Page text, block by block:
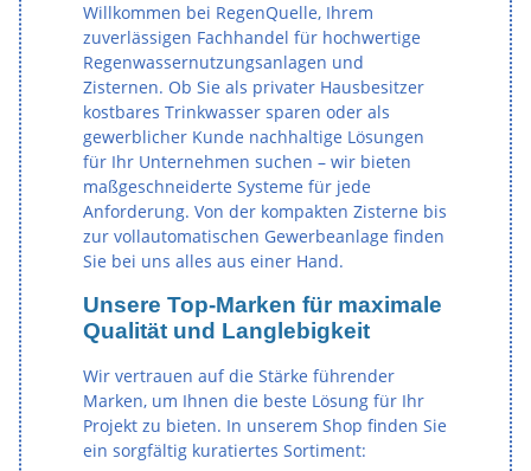
Willkommen bei RegenQuelle, Ihrem
zuverlässigen Fachhandel für hochwertige
Regenwassernutzungsanlagen und
Zisternen. Ob Sie als privater Hausbesitzer
kostbares Trinkwasser sparen oder als
gewerblicher Kunde nachhaltige Lösungen
für Ihr Unternehmen suchen – wir bieten
maßgeschneiderte Systeme für jede
Anforderung. Von der kompakten Zisterne bis
zur vollautomatischen Gewerbeanlage finden
Sie bei uns alles aus einer Hand.
Unsere Top-Marken für maximale
Qualität und Langlebigkeit
Wir vertrauen auf die Stärke führender
Marken, um Ihnen die beste Lösung für Ihr
Projekt zu bieten. In unserem Shop finden Sie
ein sorgfältig kuratiertes Sortiment: